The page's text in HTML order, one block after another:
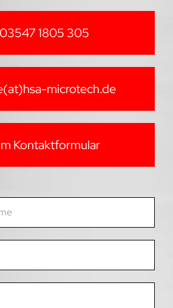
03547 1805 305
microtech.de
Kontaktformular